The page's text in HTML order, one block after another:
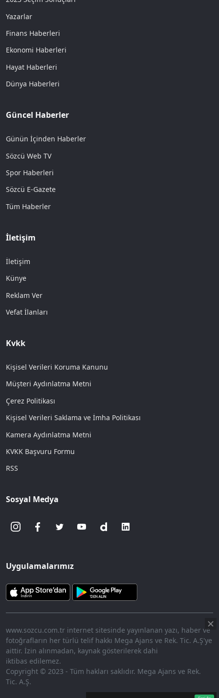
Aç
9.77%
Yazarlar
Finans Haberleri
Ekonomi Haberleri
Hayat Haberleri
Dünya Haberleri
Güncel Haberler
Günün İçinden Haberler
Sözcü Web TV
Spor Haberleri
Sözcü E-Gazete
Tüm Haberler
İletişim
İletişim
Künye
Reklam Ver
Vefat İlanları
Kvkk
Kişisel Verileri Koruma Kanunu
Müşteri Aydınlatma Metni
Çerez Politikası
Kişisel Verileri Saklama ve İmha Politikası
Kamera Aydınlatma Metni
KVKK Başvuru Formu
RSS
Sosyal Medya
Uygulamalarımız
www.sozcu.com.tr internet sitesinde yayınlanan yazı, haber ve
fotoğrafların her türlü telif hakkı Mega Ajans ve Rek. Tic. A.Ş'ye
aittir. İzin alınmadan, kaynak gösterilerek dahi
iktibas edilemez.
Copyright © 2023 - Tüm hakları saklıdır. Mega Ajans ve Rek.
Tic. A.Ş.